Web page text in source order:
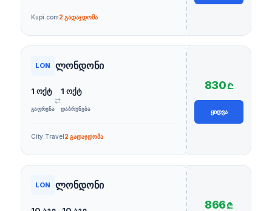
Kupi.com2 გადაჯდომა
LON ლონდონი
1 ოქტ
ᲒᲐᲤᲠᲔᲜᲐ
⇄
1 ოქტ
ᲓᲐᲑᲠᲣᲜᲔᲑᲐ
City.Travel2 გადაჯდომა
830₾
ᲧᲘᲓᲕᲐ
LON ლონდონი
866₾